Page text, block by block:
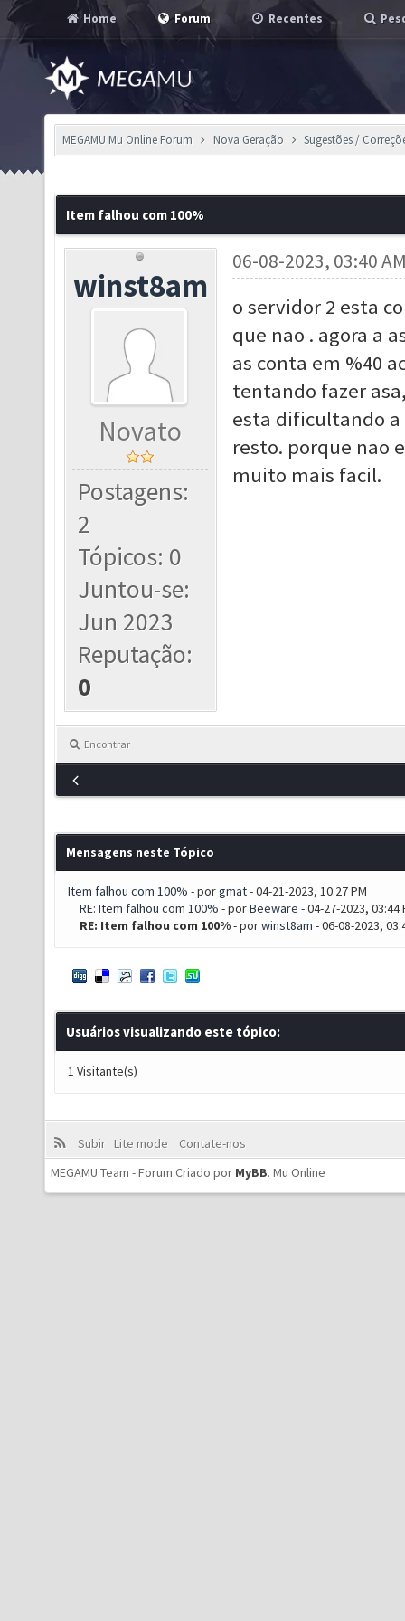
Home Forum Recentes
MEGAMU Mu Online Forum Nova Geração Sugestões /
Item falhou com 100%
winst8am
Novato
Postagens:
2
Tópicos: 0
Juntou-se:
Jun 2023
Reputação:
0
06-08-2023, 03:40
o servidor 2 esta
que nao . agora a
as conta em %40
tentando fazer
esta dificultando a
resto. porque nao
muito mais facil.
Encontrar
Mensagens neste Tópico
Item falhou com 100% - porgmat- 04-21-2023, 10:27 PM
RE: Item falhou com 100% - porBeeware - 04-27-2023, 03:44
RE: Item falhou com 100%- porwinst8am - 06-08-2023,
Usuários visualizando este tópico:
1 Visitante(s)
Subir Lite mode
Contate-nos
MEGAMU Team - Forum Criado por MyBB. Mu Online